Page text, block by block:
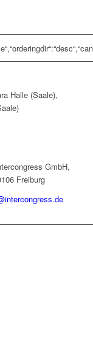
Halle (Saale),
GmbH,
Freiburg